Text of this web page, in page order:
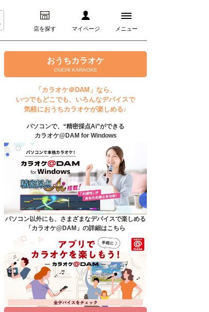
店を探す マイページ メニュー
ログイン
マイページ
プレミアムサービス
DAM★とも動画
DAM★とも録音
カラオケ＠DAM
ユーザー検索
キャンペーン
よくあるご質問
DAMの新曲・ランキングなど
カラオケ最新情報をチェック！
おうちカラオケ
OUCHI KARAOKE
「カラオケ＠DAM」なら、
いつでもどこでも、いろんなデバイスで
気軽におうちカラオケが楽しめる♪
パソコンで、“精密採点Ai”ができる
カラオケ@DAM for Windows
パソコン以外にも、さまざまなデバイスで楽しめる
「カラオケ@DAM」の詳細はこちら